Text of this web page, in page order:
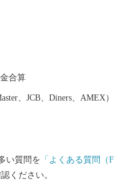
合算
、JCB、Diners、AMEX）
い質問を 「よくある質問（F
ください。